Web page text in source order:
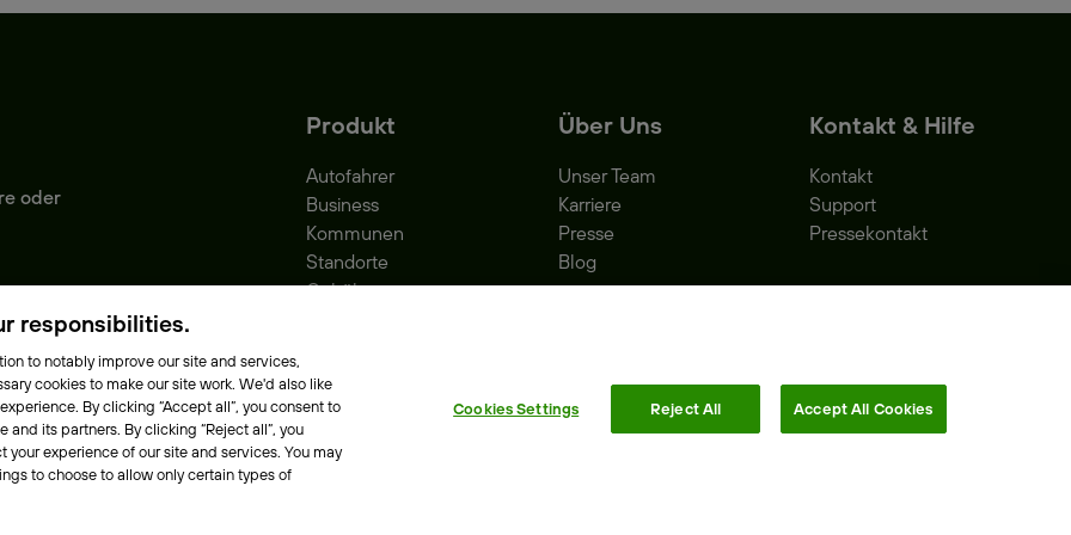
oder
Produkt
Autofahrer
Business
Kommunen
Standorte
Gebühren
Über Uns
Unser Team
Karriere
Presse
Blog
Kontakt & Hilfe
Kontakt
Support
Pressekontakt
RichtlinieErklärung zur Barrierefreiheit
responsibilities.
to notably improve our site and services,
cookies to make our site work. We'd also like
By clicking “Accept all”, you consent to
its partners. By clicking “Reject all”, you
experience of our site and services. You may
to choose to allow only certain types of
Cookies Settings Reject All Accept All Cookies